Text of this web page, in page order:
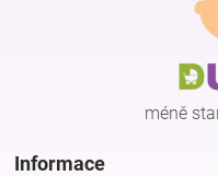
méně
Informace